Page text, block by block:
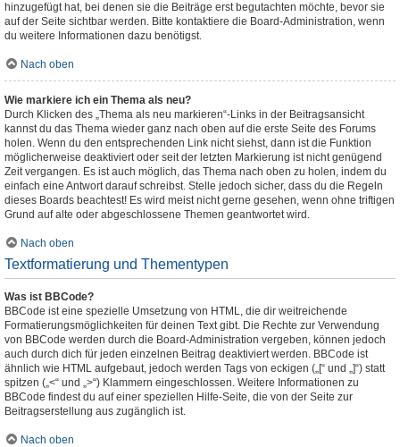
hinzugefügt hat, bei denen sie die Beiträge erst begutachten möchte, bevor sie
auf der Seite sichtbar werden. Bitte kontaktiere die Board-Administration, wenn
du weitere Informationen dazu benötigst.
Nach oben
Wie markiere ich ein Thema als neu?
Durch Klicken des „Thema als neu markieren“-Links in der Beitragsansicht
kannst du das Thema wieder ganz nach oben auf die erste Seite des Forums
holen. Wenn du den entsprechenden Link nicht siehst, dann ist die Funktion
möglicherweise deaktiviert oder seit der letzten Markierung ist nicht genügend
Zeit vergangen. Es ist auch möglich, das Thema nach oben zu holen, indem du
einfach eine Antwort darauf schreibst. Stelle jedoch sicher, dass du die Regeln
dieses Boards beachtest! Es wird meist nicht gerne gesehen, wenn ohne triftigen
Grund auf alte oder abgeschlossene Themen geantwortet wird.
Nach oben
Textformatierung und Thementypen
Was ist BBCode?
BBCode ist eine spezielle Umsetzung von HTML, die dir weitreichende
Formatierungsmöglichkeiten für deinen Text gibt. Die Rechte zur Verwendung
von BBCode werden durch die Board-Administration vergeben, können jedoch
auch durch dich für jeden einzelnen Beitrag deaktiviert werden. BBCode ist
ähnlich wie HTML aufgebaut, jedoch werden Tags von eckigen („[“ und „]“) statt
spitzen („<“ und „>“) Klammern eingeschlossen. Weitere Informationen zu
BBCode findest du auf einer speziellen Hilfe-Seite, die von der Seite zur
Beitragserstellung aus zugänglich ist.
Nach oben